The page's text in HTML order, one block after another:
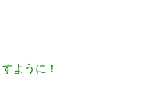
ように！